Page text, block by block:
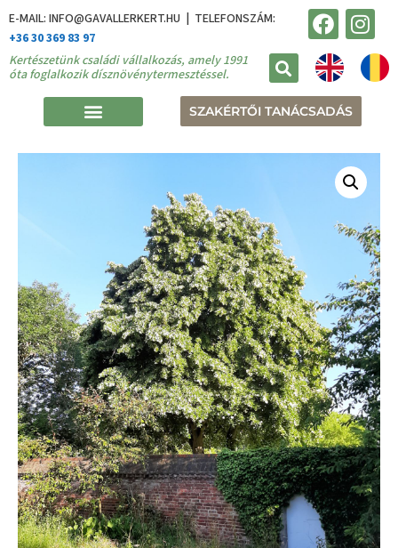
E-MAIL: INFO@GAVALLERKERT.HU | TELEFONSZÁM:
+36 30 369 83 97
Kertészetünk családi vállalkozás, amely 1991
óta foglalkozik dísznövénytermesztéssel.
SZAKÉRTŐI TANÁCSADÁS